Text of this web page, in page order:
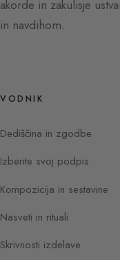
akorde in zakulisje
in navdihom.
VODNIK
Dediščina in zgodbe
Izberite svoj podpis
Kompozicija in sestavine
Nasveti in rituali
Skrivnosti izdelave